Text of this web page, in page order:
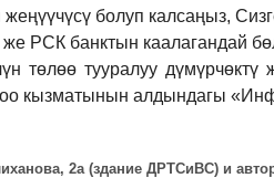
болуп калсаңыз,
РСК банктын каалагандай
төлөө тууралуу
кызматынын алдындагы
2а (здание ДРТСиВС) и